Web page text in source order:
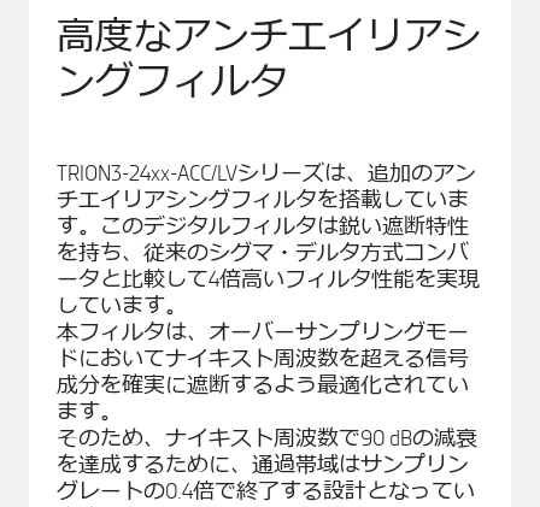
高度なアンチエイリアシ
ングフィルタ
TRION3-24xx-ACC/LVシリーズは、追加のアン
チエイリアシングフィルタを搭載していま
す。このデジタルフィルタは鋭い遮断特性
を持ち、従来のシグマ・デルタ方式コンバ
ータと比較して4倍高いフィルタ性能を実現
しています。
本フィルタは、オーバーサンプリングモー
ドにおいてナイキスト周波数を超える信号
成分を確実に遮断するよう最適化されてい
ます。
そのため、ナイキスト周波数で90 dBの減衰
を達成するために、通過帯域はサンプリン
グレートの0.4倍で終了する設計となってい